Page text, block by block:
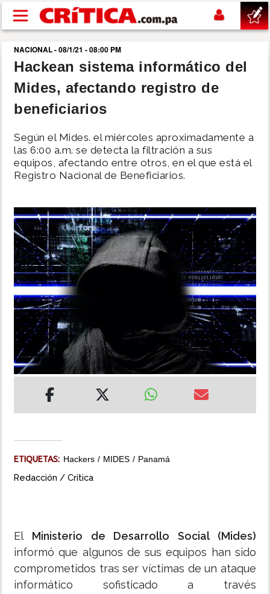
Pasar al contenido principal
buscar
SUCESOS
POLÍTICA
DEPORTES
MUNDO
INSÓLITAS
MULTIMEDIA
IMPRESO
NACIONAL - 08/1/21 - 08:00 PM
Hackean sistema informático del
Mides, afectando registro de
beneficiarios
Según el Mides. el miércoles aproximadamente a
las 6:00 a.m. se detecta la filtración a sus
equipos, afectando entre otros, en el que está el
Registro Nacional de Beneficiarios.
ETIQUETAS: Hackers MIDES Panamá
Redacción / Crítica
El Ministerio de Desarrollo Social (Mides)
informó que algunos de sus equipos han sido
comprometidos tras ser víctimas de un ataque
informático sofisticado a través